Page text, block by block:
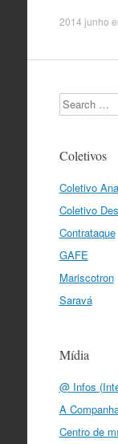
2014 junho
Search
Coletivos
Coletivo
Coletivo
Contrataque
GAFE
Mariscotron
Saravá
Mídia
@ Infos
A
Centro de